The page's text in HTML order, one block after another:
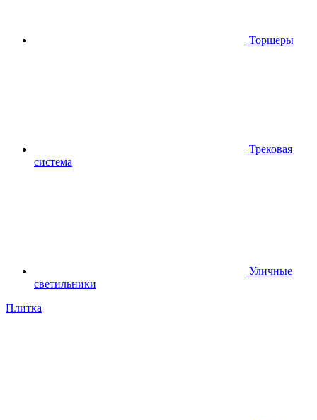
Торшеры
Трековая
система
Уличные
светильники
Плитка